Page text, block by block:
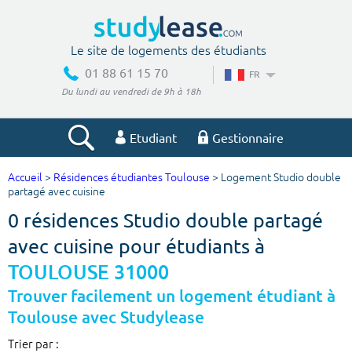
Le site de logements des étudiants
01 88 61 15 70
Du lundi au vendredi de 9h à 18h
FR
Etudiant Gestionnaire
Votre recherche
Ville, école
Budget min
€
Budget max
Accueil > Résidences étudiantes Toulouse > Logement Studio double
partagé avec cuisine
0 résidences Studio double partagé
avec cuisine pour étudiants à
TOULOUSE 31000
Trouver facilement un logement étudiant à
Toulouse avec Studylease
Trier par :